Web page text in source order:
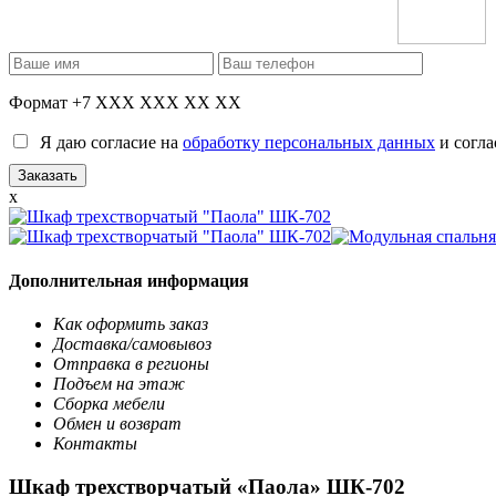
Формат +7 XXX XXX XX XX
Я даю согласие на обработку персональных данных и
x
Дополнительная информация
Как оформить заказ
Доставка/самовывоз
Отправка в регионы
Подъем на этаж
Сборка мебели
Обмен и возврат
Контакты
Шкаф трехстворчатый «Паола» ШК-702